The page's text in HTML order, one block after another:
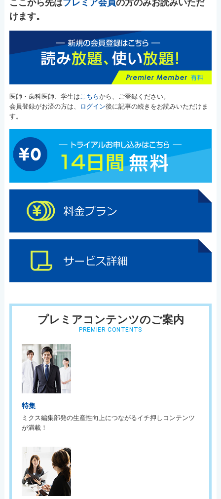
けます。
医師・歯科医師、学生は こちらから、ご登録ください。
会員登録がお済の方は、
ログイン後に記事の続きをお読みいただけま
す。
プレミアコンテンツのご案内
PREMIER CONTENTS
特集
ミクス編集部発の生産性向上につながるイチ押しコンテンツ
が満載！